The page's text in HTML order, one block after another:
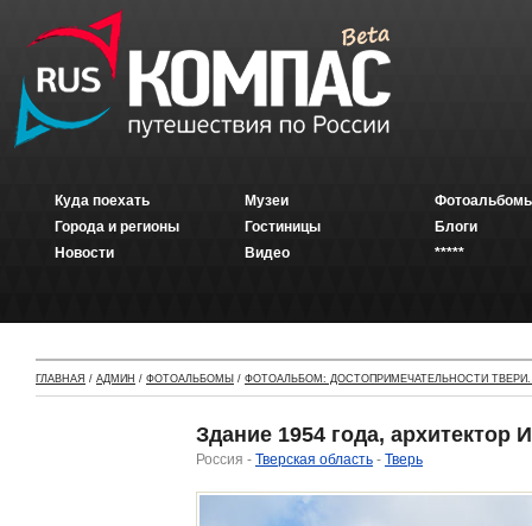
Куда поехать
Города и регионы
Новости
Музеи
Гостиницы
Видео
Блоги
*****
ГЛАВНАЯ / АДМИН / ФОТОАЛЬБОМЫ / ФОТОАЛЬБОМ: ДОСТОПРИМЕЧАТЕЛЬНОСТИ
Здание 1954 года, архитектор
Россия - Тверская область - Тверь